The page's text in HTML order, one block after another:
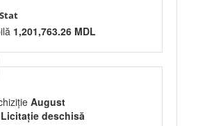
1,201,763.26 MDL
August
Licitație deschisă